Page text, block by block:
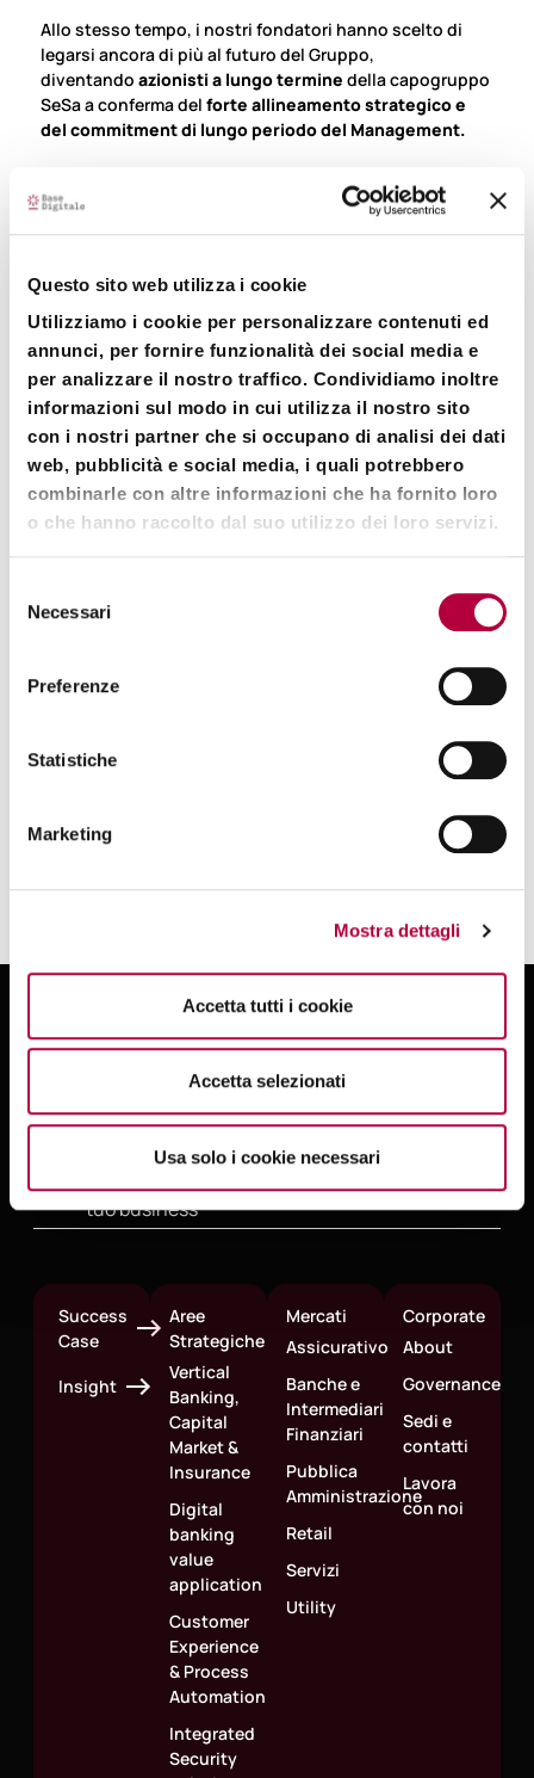
Questo sito web utilizza i cookie
Utilizziamo i cookie per personalizzare contenuti ed
annunci, per fornire funzionalità dei social media e
per analizzare il nostro traffico. Condividiamo inoltre
informazioni sul modo in cui utilizza il nostro sito
con i nostri partner che si occupano di analisi dei dati
web, pubblicità e social media, i quali potrebbero
combinarle con altre informazioni che ha fornito loro
o che hanno raccolto dal suo utilizzo dei loro servizi.
delNecessari
Preferenze
Statistiche
Marketing
Mostra dettagli
Accetta tutti i cookie
Accetta selezionati
Usa solo i cookie necessari
Allo stesso tempo, i nostri fondatori hanno scelto di
legarsi ancora di più al futuro del Gruppo,
diventando azionisti a lungo termine della capogruppo
SeSa a conferma del forte allineamento strategico e
del commitment di lungo periodo del Management.
Di seguito la dichiarazione riportata nel comunicato
stampa:
“Questa operazione segna l’inizio di una nuova fase di
insieme a Sesa in modo continuo dal 2020 ad oggi,
portando Base Digitale Group a diventare uno dei player
di riferimento sul mercato dei financial services,
caratterizzato da una forte evoluzione ed una crescente
domanda di trasformazione digitale. Diventando
azionisti di lungo termine di Sesa proseguiremo nella
gestione di Base Digitale Group all’interno del Gruppo
Sesa, rafforzando ulteriormente il percorso di crescita e
la leadership di mercato di Base Digitale Group e le
Hanno commento Leonardo Bassilichi, CEO di Base
Digitale Group e Marco Bassilichi, Vice Presidente di
Persone e innovazione al centro della
tuo business
Success
Case
Insight
Aree
Strategiche
Vertical
Banking,
Capital
Market &
Insurance
Digital
banking
value
application
Customer
Experience
& Process
Automation
Integrated
Security
Mercati
Assicurativo
Banche e
Intermediari
Finanziari
Pubblica
Amministrazione
Retail
Servizi
Utility
Corporate
About
Governance
Sedi e
contatti
Lavora
con noi